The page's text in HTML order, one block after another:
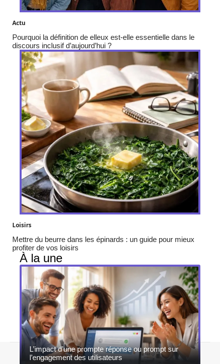
Actu
Pourquoi la définition de elleux est-elle essentielle dans le
discours inclusif d’aujourd’hui ?
Loisirs
Mettre du beurre dans les épinards : un guide pour mieux
profiter de vos loisirs
À la une
L’impact d’une prompte réponse ou prompt sur
l’engagement des utilisateurs
Contact Mentions légales Sitemap